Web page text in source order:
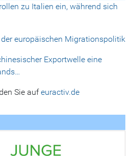
zu Italien ein, während sich
europäischen Migrationspolitik
Exportwelle eine
Sie aufeuractiv.de